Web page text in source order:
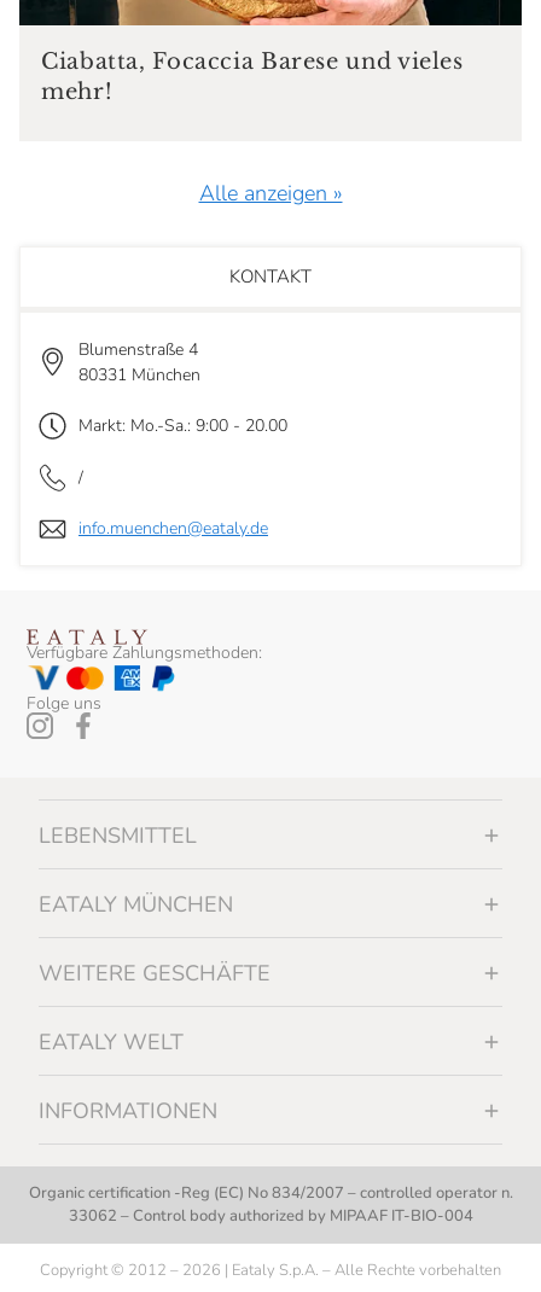
Ciabatta, Focaccia Barese und vieles
mehr!
Alle anzeigen »
KONTAKT
Blumenstraße 4
80331 München
Markt: Mo.-Sa.: 9:00 - 20.00
/
info.muenchen@eataly.de
Verfügbare Zahlungsmethoden:
Folge uns
LEBENSMITTEL
EATALY MÜNCHEN
WEITERE GESCHÄFTE
EATALY WELT
INFORMATIONEN
Organic certification -Reg (EC) No 834/2007 – controlled operator n.
33062 – Control body authorized by MIPAAF IT-BIO-004
Copyright © 2012 – 2026 | Eataly S.p.A. – Alle Rechte vorbehalten